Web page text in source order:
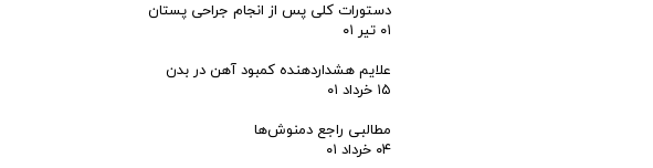
دستورات کلی پس از انجام جراحی پستان
۰۱ تیر ۰۱
علایم هشداردهنده کمبود آهن در بدن
۱۵ خرداد ۰۱
مطالبی راجع دمنوش‌ها
۰۴ خرداد ۰۱